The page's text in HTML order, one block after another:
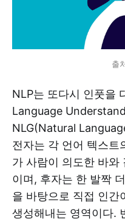
출
NLP는 또다시 인풋을
Language
NLG(Natural
전자는 각 언어 텍스트
가 사람이 의도한 바와
이며, 후자는 한 발짝
을 바탕으로 직접 인간
생성해내는 영역이다.